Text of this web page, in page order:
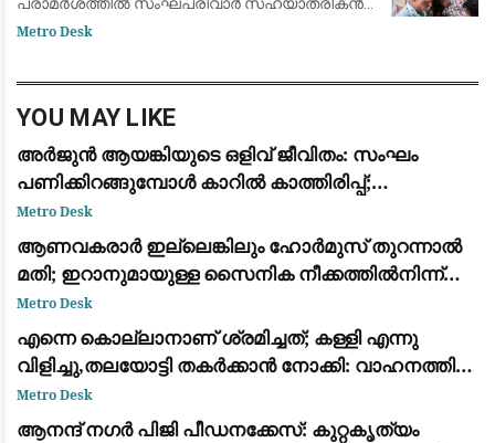
ടി. ജി. മോഹന്‍ദാസിന്റെ അറസ്റ്റ് രേഖപ്പെടുത്തി.
Metro Desk
YOU MAY LIKE
അർജുൻ ആയങ്കിയുടെ ഒളിവ് ജീവിതം: സംഘം
പണിക്കിറങ്ങുമ്പോൾ കാറിൽ കാത്തിരിപ്പ്;
നിർണായക വിവരങ്ങൾ പോലീസിന്
Metro Desk
ആണവകരാർ ഇല്ലെങ്കിലും ഹോർമുസ് തുറന്നാൽ
മതി; ഇറാനുമായുള്ള സൈനിക നീക്കത്തിൽനിന്ന്
പിൻവാങ്ങാൻ ട്രംപ്
Metro Desk
എന്നെ കൊല്ലാനാണ് ശ്രമിച്ചത്; കള്ളി എന്നു
വിളിച്ചു,തലയോട്ടി തകർക്കാൻ നോക്കി: വാഹനത്തിന്
നേരെ കല്ലേറുണ്ടായതിനെ രൂക്ഷമായി വിമർശിച്ച്
മമത ബാനർജി
Metro Desk
ആനന്ദ് നഗർ പിജി പീഡനക്കേസ്: കുറ്റകൃത്യം